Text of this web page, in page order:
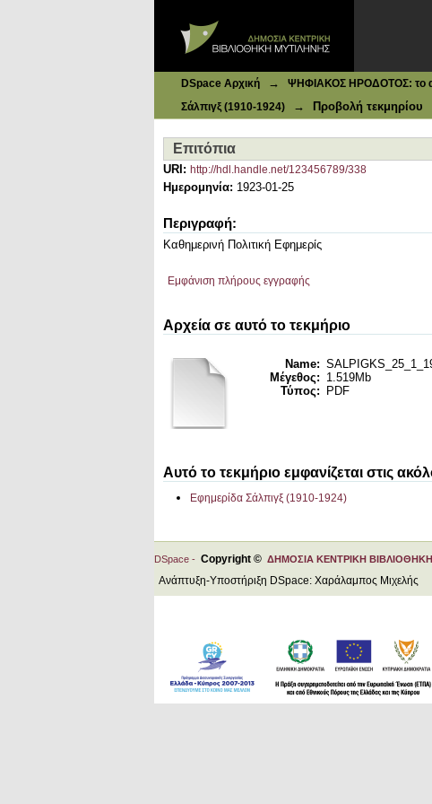
DSpace Αρχική → ΨΗΦΙΑΚΟΣ ΗΡΟΔΟΤΟΣ: το
Σάλπιγξ (1910-1924)
→ Προβολή τεκμηρίου
Επιτόπια
URI: http://hdl.handle.net/123456789/338
Ημερομηνία: 1923-01-25
Περιγραφή:
Καθημερινή Πολιτική Εφημερίς
Εμφάνιση πλήρους εγγραφής
Αρχεία σε αυτό το τεκμήριο
Name:
Μέγεθος: 1.519Mb
Τύπος:
PDF
Αυτό το τεκμήριο εμφανίζεται στις
Εφημερίδα Σάλπιγξ (1910-1924)
DSpace - Copyright © ΔΗΜΟΣΙΑ ΚΕΝΤΡΙΚΗ
Ανάπτυξη-Υποστήριξη DSpace: Χαράλαμπος Μιχελής